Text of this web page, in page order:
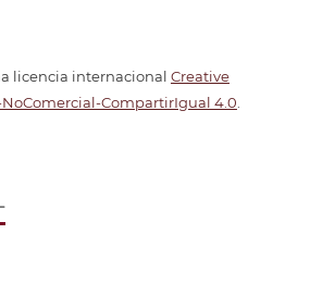
licencia internacional Creative
CompartirIgual 4.0.